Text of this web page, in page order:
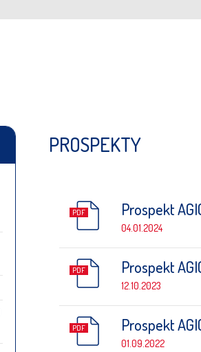
PROSPEKTY
Prospekt
04.01.2024
Prospekt
12.10.2023
Prospekt
01.09.2022